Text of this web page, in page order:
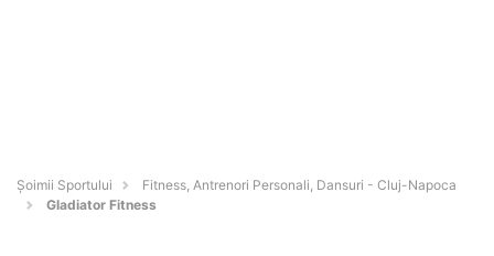
Șoimii Sportului
Fitness, Antrenori Personali, Dansuri - Cluj-Napoca
Gladiator Fitness